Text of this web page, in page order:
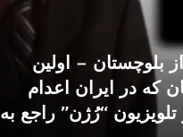
بلوچستان – اولین
که در ایران اعدام
“رُژن” راجع به